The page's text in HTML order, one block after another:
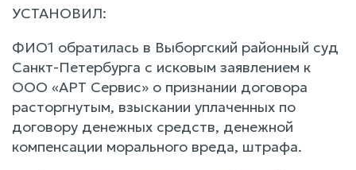
УСТАНОВИЛ:
ФИО1 обратилась в Выборгский районный суд
Санкт-Петербурга с исковым заявлением к
ООО «АРТ Сервис» о признании договора
расторгнутым, взыскании уплаченных по
договору денежных средств, денежной
компенсации морального вреда, штрафа.